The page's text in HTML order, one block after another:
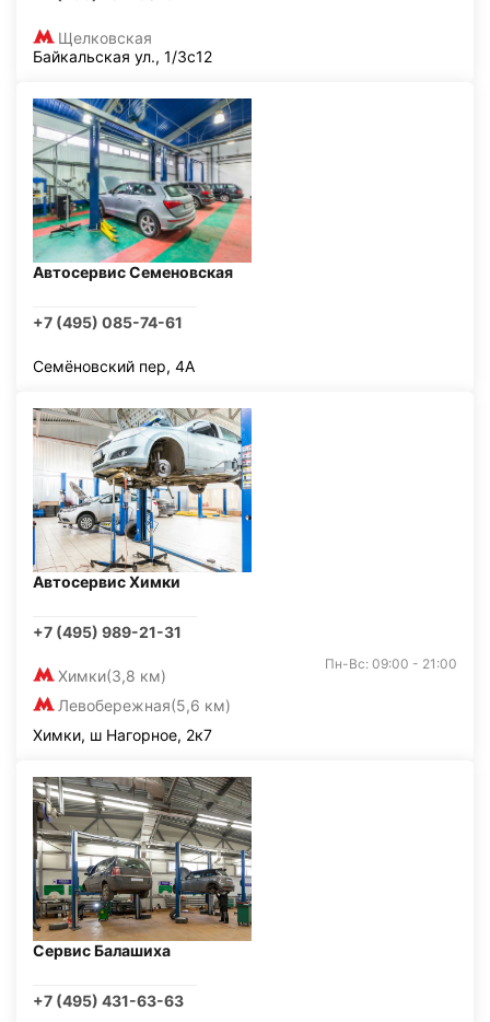
Щелковская
Байкальская ул., 1/3с12
Автосервис Семеновская
+7 (495) 085-74-61
Семёновский пер, 4А
Автосервис Химки
+7 (495) 989-21-31
Химки(3,8 км)
Левобережная(5,6 км)
Пн-Вс: 09:00 - 21:00
Химки, ш Нагорное, 2к7
Сервис Балашиха
+7 (495) 431-63-63